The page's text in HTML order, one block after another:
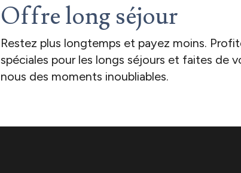
Offre long séjour
Restez plus longtemps et payez moins.
spéciales pour les longs séjours et faites de
nous des moments inoubliables.